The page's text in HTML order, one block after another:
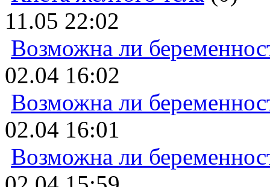
11.05 22:02
Возможна ли
02.04 16:02
Возможна ли
02.04 16:01
Возможна ли